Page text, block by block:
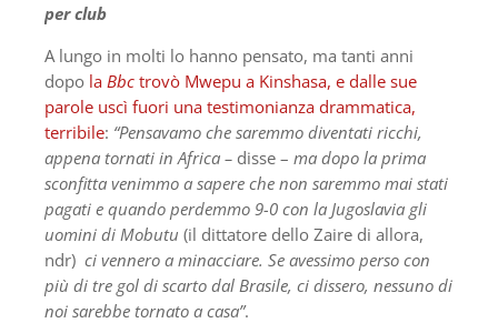
per club
A lungo in molti lo hanno pensato, ma tanti anni
dopo la Bbc trovò Mwepu a Kinshasa, e dalle sue
parole uscì fuori una testimonianza drammatica,
terribile: “Pensavamo che saremmo diventati ricchi,
appena tornati in Africa – disse – ma dopo la prima
sconfitta venimmo a sapere che non saremmo mai stati
pagati e quando perdemmo 9-0 con la Jugoslavia gli
uomini di Mobutu (il dittatore dello Zaire di allora,
ndr) ci vennero a minacciare. Se avessimo perso con
più di tre gol di scarto dal Brasile, ci dissero, nessuno di
noi sarebbe tornato a casa”.